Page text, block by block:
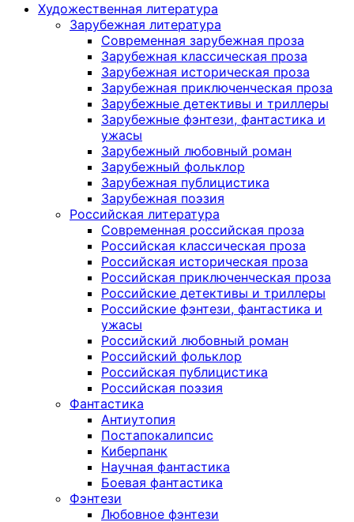
Художественная литература
Зарубежная литература
Современная зарубежная проза
Зарубежная классическая проза
Зарубежная историческая проза
Зарубежная приключенческая проза
Зарубежные детективы и триллеры
Зарубежные фэнтези, фантастика и
ужасы
Зарубежный любовный роман
Зарубежный фольклор
Зарубежная публицистика
Зарубежная поэзия
Российская литература
Современная российская проза
Российская классическая проза
Российская историческая проза
Российская приключенческая проза
Российские детективы и триллеры
Российские фэнтези, фантастика и
ужасы
Российский любовный роман
Российский фольклор
Российская публицистика
Российская поэзия
Фантастика
Антиутопия
Постапокалипсис
Киберпанк
Научная фантастика
Боевая фантастика
Фэнтези
Любовное фэнтези